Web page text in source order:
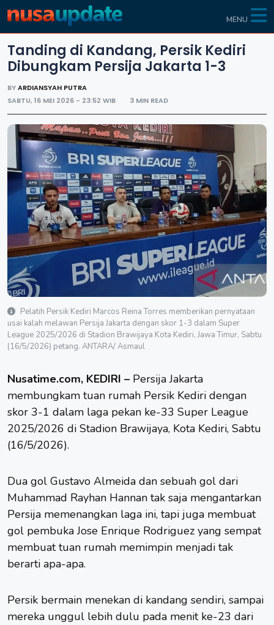
MENU
Tanding di Kandang, Persik Kediri
Dibungkam Persija Jakarta 1-3
BYARDIANSYAH PUTRA
SABTU, 16 MEI 2026 - 23:52 WIB
3 MIN READ
Pelatih Persik Kediri Marcos Reina Torres memberikan pernyataan
usai kalah melawan Persija Jakarta dengan skor 1-3 dalam Super
League 2025/2026 di Stadion Brawijaya Kota Kediri, Jawa Timur, Sabtu
(16/5/2026) petang. ANTARA/ Asmaul
Nusatime.com, KEDIRI – Persija Jakarta
membungkam tuan rumah Persik Kediri dengan
skor 3-1 dalam laga pekan ke-33 Super League
2025/2026 di Stadion Brawijaya, Kota Kediri, Sabtu
(16/5/2026).
Dua gol Gustavo Almeida dan sebuah gol dari
Muhammad Rayhan Hannan tak saja mengantarkan
Persija memenangkan laga ini, tapi juga membuat
gol pembuka Jose Enrique Rodriguez yang sempat
membuat tuan rumah memimpin menjadi tak
berarti apa-apa.
Persik bermain menekan di kandang sendiri, sampai
mereka unggul lebih dulu pada menit ke-23 dari